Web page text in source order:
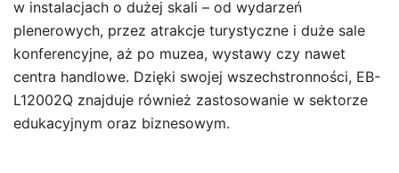
w instalacjach o dużej skali – od wydarzeń
plenerowych, przez atrakcje turystyczne i duże sale
konferencyjne, aż po muzea, wystawy czy nawet
centra handlowe. Dzięki swojej wszechstronności, EB-
L12002Q znajduje również zastosowanie w sektorze
edukacyjnym oraz biznesowym.